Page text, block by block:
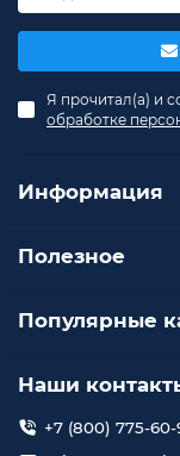
Я прочитал(а) и
обработке
Информация
Полезное
Популярные
Наши
+7 (800) 775-60-